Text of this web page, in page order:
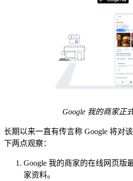
Google 我的商家正
长期以来一直有传言称 Google 将对
下两点观察：
Google 我的商家的在线网页版
家资料。